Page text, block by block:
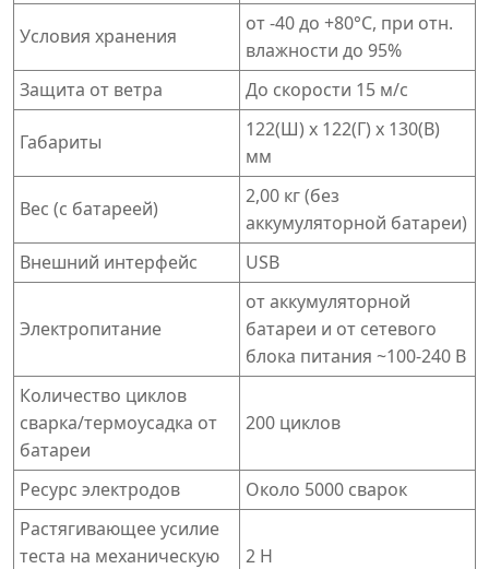
Условия хранения
от -40 до +80°С, при отн.
влажности до 95%
Защита от ветра
До скорости 15 м/с
Габариты
122(Ш) х 122(Г) х 130(В)
мм
Вес (с батареей)
2,00 кг (без
аккумуляторной батареи)
Внешний интерфейс
USB
Электропитание
от аккумуляторной
батареи и от сетевого
блока питания ~100-240 В
Количество циклов
сварка/термоусадка от
батареи
200 циклов
Ресурс электродов
Около 5000 сварок
Растягивающее усилие
теста на механическую
2 Н